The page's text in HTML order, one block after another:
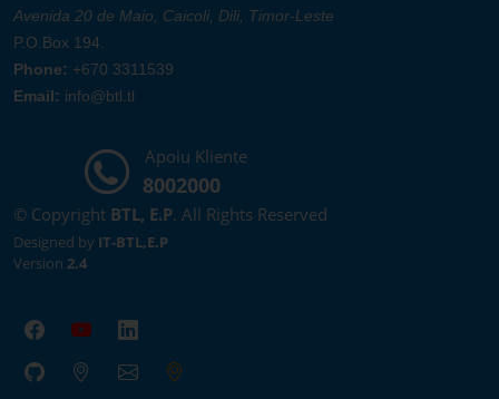
Avenida 20 de Maio, Caicoli, Dili, Timor-Leste
P.O.Box 194.
Phone: +670 3311539
Email: info@btl.tl
Apoiu Kliente
8002000
© Copyright BTL, E.P. All Rights Reserved
Designed by IT-BTL,E.P
Version 2.4